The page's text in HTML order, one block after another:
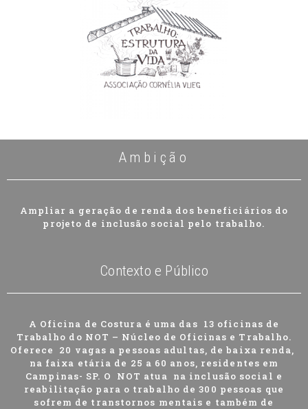
Ambição
Ampliar a geração de renda dos beneficiários do
projeto de inclusão social pelo trabalho.
Contexto e Público
A Oficina de Costura é uma das 13 oficinas de
Trabalho do NOT – Núcleo de Oficinas e Trabalho.
Oferece 20 vagas a pessoas adultas, de baixa renda,
na faixa etária de 25 a 60 anos, residentes em
Campinas- SP. O NOT atua na inclusão social e
reabilitação para o trabalho de 300 pessoas que
sofrem de transtornos mentais e também de